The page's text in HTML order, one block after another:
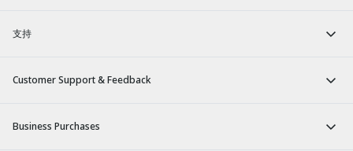
支持
Customer Support & Feedback
Business Purchases